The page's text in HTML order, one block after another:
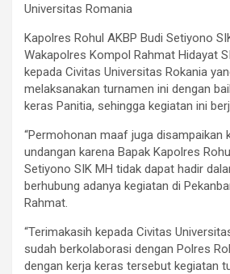
Universitas Romania
Kapolres Rohul AKBP Budi Setiyono
Wakapolres Kompol Rahmat Hidayat
kepada Civitas Universitas Rokania
melaksanakan turnamen ini dengan
keras Panitia, sehingga kegiatan ini
“Permohonan maaf juga disampaikan
undangan karena Bapak Kapolres
Setiyono SIK MH tidak dapat hadir
berhubung adanya kegiatan di
Rahmat.
“Terimakasih kepada Civitas
sudah berkolaborasi dengan Polres
dengan kerja keras tersebut kegiatan